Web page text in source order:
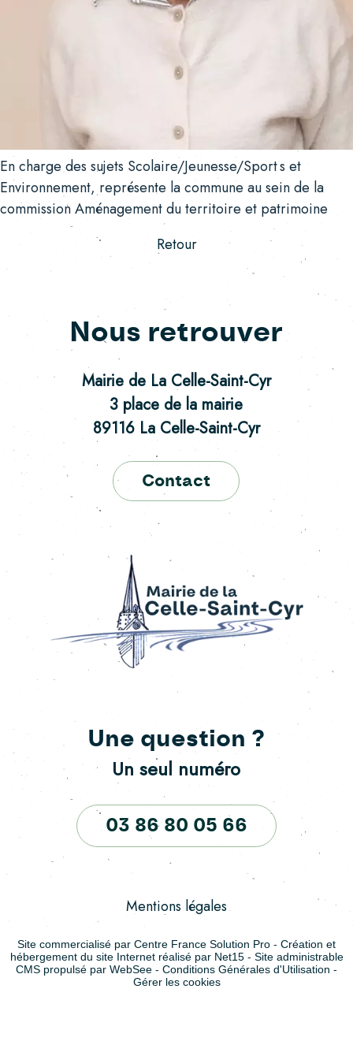
En charge des sujets Scolaire/Jeunesse/Sport s et
Environnement, représente la commune au sein de la
commission Aménagement du territoire et patrimoine
Retour
Nous retrouver
Mairie de La Celle-Saint-Cyr
3 place de la mairie
89116 La Celle-Saint-Cyr
Contact
Une question ?
Un seul numéro
03 86 80 05 66
Mentions légales
Site commercialisé par Centre France Solution Pro - Création et
hébergement du site Internet réalisé par Net15- Site administrable
CMS propulsé par WebSee - Conditions Générales d'Utilisation -
Gérer les cookies